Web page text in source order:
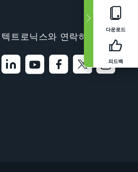
다운로드
피드백
텍트로닉스와 연락하기